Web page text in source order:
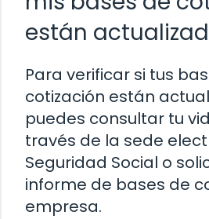
están
Para verificar si tus
cotización están
puedes consultar tu
través de la sede
Seguridad Social o
informe de bases de
empresa.